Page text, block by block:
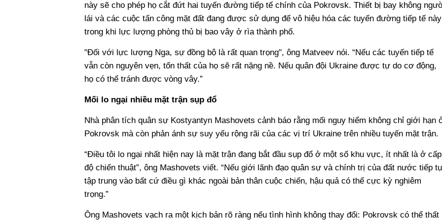
này sẽ cho phép họ cắt đứt hai tuyến đường tiếp tế chính của Pokrovsk. Thiết bị bay không
lái và các cuộc tấn công mặt đất đang được sử dụng để vô hiệu hóa các tuyến đường tiếp tế này
trong khi lực lượng phòng thủ bị bao vây ở rìa thành phố.
"Đối với lực lượng Nga, sự đồng bộ là rất quan trọng", ông Matveev nói. “Nếu các tuyến tiếp tế
vẫn còn nguyên vẹn, tổn thất của họ sẽ rất nặng nề. Nếu quân đội Ukraine được tự do cơ động,
họ có thể tránh được vòng vây.”
Mối lo ngại nhiều mặt trận sụp đổ
Nhà phân tích quân sự Kostyantyn Mashovets cảnh báo rằng mối nguy hiểm không chỉ giới hạn
Pokrovsk mà còn phản ánh sự suy yếu rộng rãi của các vị trí Ukraine trên nhiều tuyến mặt trận.
“Điều tôi lo ngại nhất hiện nay là mặt trận đang bắt đầu sụp đổ ở một số khu vực, ít nhất là ở cấp
độ chiến thuật”, ông Mashovets viết. “Nếu giới lãnh đạo quân sự và chính trị của đất nước tiếp
tập trung vào bất cứ điều gì khác ngoài bản thân cuộc chiến, hậu quả có thể cực kỳ nghiêm
trọng.”
Ông Mashovets vạch ra một kịch bản rõ ràng nếu tình hình không thay đổi: Pokrovsk có thể thất